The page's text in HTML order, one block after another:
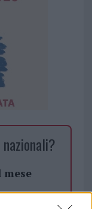
mese